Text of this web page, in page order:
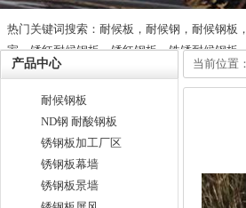
热门关键词搜索：耐候板，耐候钢，耐候钢板
家，锈红耐候钢板，锈红钢板，铁锈耐候钢板
产品中心
耐候钢板
ND钢 耐酸钢板
锈钢板加工厂区
锈钢板幕墙
锈钢板景墙
当前位置：